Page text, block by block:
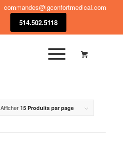
commandes@lgconfortmedical.com
514.502.5118
Afficher 15 Produits par page